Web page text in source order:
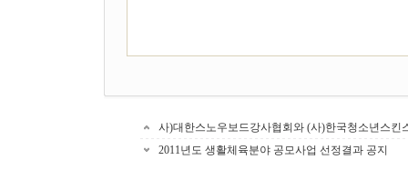
사)대한스노우보드강사협회와 (사)한국청소년스킨
2011년도 생활체육분야 공모사업 선정결과 공지